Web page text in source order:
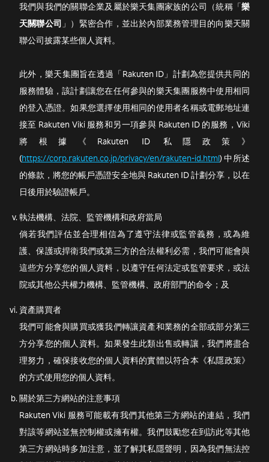
我們與我們的關聯企業及屬於樂天集團家族的公司（統稱「樂
天關聯公司 」）緊密合作，並出於內部業務管理目的向樂天關
聯公司披露某些個人資料。
此外，樂天集團旨在透過「Rakuten ID」計劃為您提供共同的
服務體驗，該計劃讓您在任何參與的樂天集團服務中使用相同
的登入憑證。如果您選擇使用相同的使用者名稱或電郵地址連
接至 Rakuten Viki 服務和另一項參與 Rakuten ID 的服務，Viki
將根據《Rakuten ID 私隱政策》
(https://corp.rakuten.co.jp/privacy/en/rakuten-id.html) 中所述
的條款，將您的帳戶憑證安全地與 Rakuten ID 計劃分享，以在
日後用於驗證帳戶。
執法機構、法院、監管機構和政府當局
倘若我們評估並合理相信為了遵守法律或監管義務，或為維
護、保護或捍衛我們或第三方的合法權利必需，我們可能會與
這些方分享您的個人資料，以遵守任何法定或監管要求，或法
院或其他公共權力機構、監管機構、政府部門的命令；及
資產購買者
我們可能會與購買或獲我們轉讓資產和業務的全部或部分第三
方分享您的個人資料。如果發生此類出售或轉讓，我們將盡合
理努力，確保接收您的個人資料的實體以符合本《私隱政策》
的方式使用您的個人資料。
關於第三方網站的注意事項
Rakuten Viki 服務可能載有我們其他第三方網站的連結，我們
對該等網站並無控制權或擁有權。我們鼓勵您在到訪此等其他
第三方網站時多加注意，並了解其私隱聲明，因為我們無法控